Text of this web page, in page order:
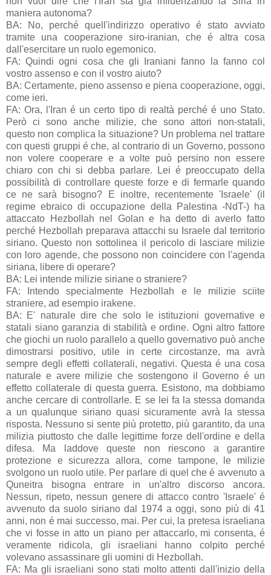
maniera autonoma?
BA: No, perché quell'indirizzo operativo é stato avviato
tramite una cooperazione siro-iranian, che é altra cosa
dall'esercitare un ruolo egemonico.
FA: Quindi ogni cosa che gli Iraniani fanno la fanno col
vostro assenso e con il vostro aiuto?
BA: Certamente, pieno assenso e piena cooperazione, oggi,
come ieri.
FA: Ora, l'Iran é un certo tipo di realtà perché é uno Stato.
Però ci sono anche milizie, che sono attori non-statali,
questo non complica la situazione? Un problema nel trattare
con questi gruppi é che, al contrario di un Governo, possono
non volere cooperare e a volte può persino non essere
chiaro con chi si debba parlare. Lei é preoccupato della
possibilità di controllare queste forze e di fermarle quando
ce ne sarà bisogno? E inoltre, recentemente 'Israele' (il
regime ebraico di occupazione della Palestina -NdT-) ha
attaccato Hezbollah nel Golan e ha detto di averlo fatto
perché Hezbollah preparava attacchi su Israele dal territorio
siriano. Questo non sottolinea il pericolo di lasciare milizie
con loro agende, che possono non coincidere con l'agenda
siriana, libere di operare?
BA: Lei intende milizie siriane o straniere?
FA: Intendo specialmente Hezbollah e le milizie sciite
straniere, ad esempio irakene.
BA: E' naturale dire che solo le istituzioni governative e
statali siano garanzia di stabilità e ordine. Ogni altro fattore
che giochi un ruolo parallelo a quello governativo può anche
dimostrarsi positivo, utile in certe circostanze, ma avrà
sempre degli effetti collaterali, negativi. Questa é una cosa
naturale e avere milizie che sostengono il Governo é un
effetto collaterale di questa guerra. Esistono, ma dobbiamo
anche cercare di controllarle. E se lei fa la stessa domanda
a un qualunque siriano quasi sicuramente avrà la stessa
risposta. Nessuno si sente più protetto, più garantito, da una
milizia piuttosto che dalle legittime forze dell'ordine e della
difesa. Ma laddove queste non riescono a garantire
protezione e sicurezza allora, come tampone, le milizie
svolgono un ruolo utile. Per parlare di quel che é avvenuto a
Quneitra bisogna entrare in un'altro discorso ancora.
Nessun, ripeto, nessun genere di attacco contro 'Israele' é
avvenuto da suolo siriano dal 1974 a oggi, sono più di 41
anni, non é mai successo, mai. Per cui, la pretesa israeliana
che vi fosse in atto un piano per attaccarlo, mi consenta, é
veramente ridicola, gli israeliani hanno colpito perché
volevano assassinare gli uomini di Hezbollah.
FA: Ma gli israeliani sono stati molto attenti dall'inizio della